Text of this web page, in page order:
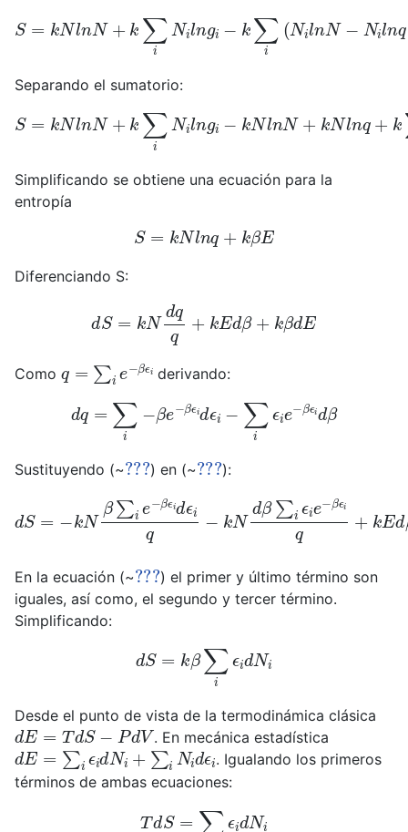
S N lnN +k N ilng i− k lnN− Niln +N ngi−
Separando el sumatorio:
S N lnN +k N ilng i− k +kN nq k ∑iN +
Simplificando se obtiene una ecuación para la
entropía
S= kNlnq + βE
Diferenciando S:
dq
Como ∑ie− ϵi derivando:
d ∑i− e− βϵidϵ iϵie βϵid β
Sustituyendo (~???) en (~???):
∑ie− ϵidϵ q ∑iϵie− iq+
En la ecuación (~???) el primer y último término son
iguales, así como, el segundo y tercer término.
Simplificando:
d k β∑iϵi Ni
Desde el punto de vista de la termodinámica clásica
dE=T dS−PdV . En mecánica estadística
dE= iϵidN +∑ iN dϵi
. Igualando los primeros
términos de ambas ecuaciones:
TdS ∑iϵi Ni